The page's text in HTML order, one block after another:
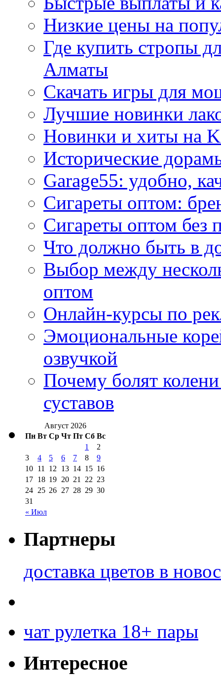
Низкие цены на
Где купить стропы
Алматы
Скачать игры для
Лучшие новинки
Новинки и хиты на
Исторические
Garage55: удобно,
Сигареты оптом:
Сигареты оптом без
Что должно быть в
Выбор между
оптом
Онлайн-курсы по
Эмоциональные
озвучкой
Почему болят
суставов
Август 2026
Пн Вт Ср Чт Пт Сб Вс
« Июл
1
2
3
4 5 6 7 8
9
10 11 12 13 14 15 16
17 18 19 20 21 22 23
24 25 26 27 28 29 30
31
Партнеры
доставка цветов в
чат рулетка 18+ пары
Интересное